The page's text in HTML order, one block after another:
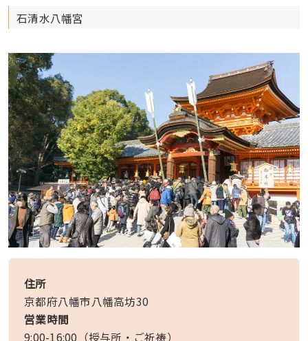
石清水八幡宮
住所
京都府八幡市八幡高坊30
営業時間
9:00-16:00（授与所・ご祈祷）